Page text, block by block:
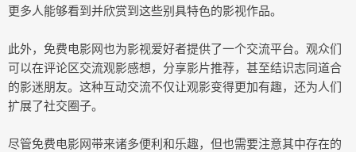
更多人能够看到并欣赏到这些别具特色的影视作品。
此外，免费电影网也为影视爱好者提供了一个交流平台。观众们
可以在评论区交流观影感想，分享影片推荐，甚至结识志同道合
的影迷朋友。这种互动交流不仅让观影变得更加有趣，还为人们
扩展了社交圈子。
尽管免费电影网带来诸多便利和乐趣，但也需要注意其中存在的